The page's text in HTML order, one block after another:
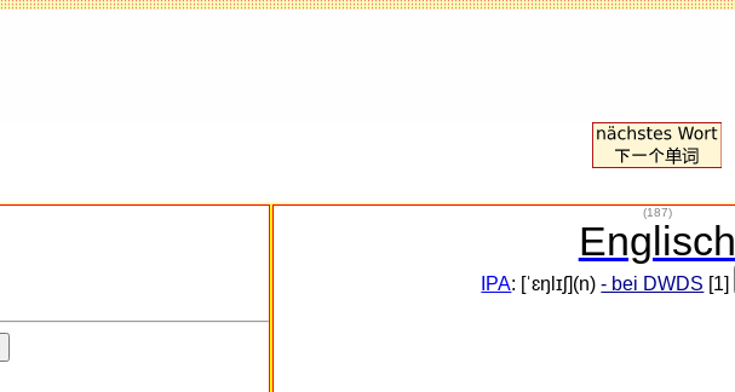
(187)
Englisch
IPA: [ˈɛŋlɪʃ](n) - bei DWDS [1]